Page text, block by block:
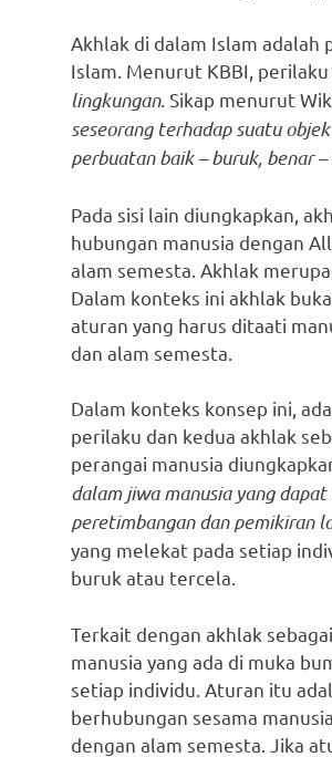
Akhlak di dalam Islam adalah
Islam. Menurut KBBI, perilaku
lingkungan. Sikap menurut
seseorang terhadap suatu
perbuatan baik – buruk, benar
Pada sisi lain diungkapkan,
hubungan manusia dengan
alam semesta. Akhlak
Dalam konteks ini akhlak
aturan yang harus ditaati
dan alam semesta.
Dalam konteks konsep ini,
perilaku dan kedua akhlak
perangai manusia
dalam jiwa manusia yang
peretimbangan dan pemikiran
yang melekat pada setiap
buruk atau tercela.
Terkait dengan akhlak
manusia yang ada di muka
setiap individu. Aturan itu
berhubungan sesama
dengan alam semesta. Jika